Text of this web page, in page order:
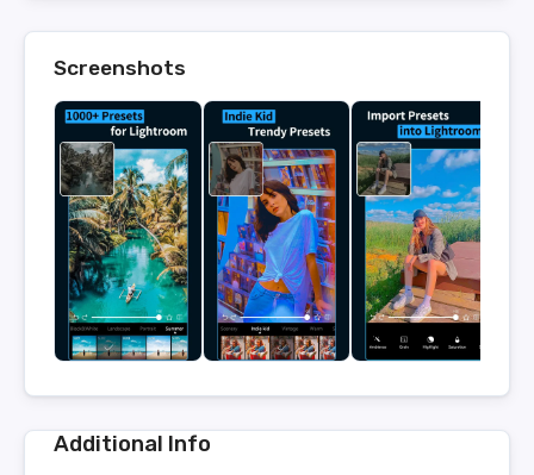
Screenshots
Additional Info